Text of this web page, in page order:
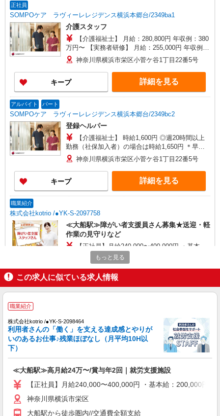
正社員
SOMPOケア ラヴィーレレジデンス横浜本郷台/2349ba1
介護スタッフ
【介護福祉士】 月給：280,800円 年収例：380
万円〜 【実務者研修】 月給：255,000円 年収例：
346万円〜 【初任者研修】 月給：245,300円 年収
例：340万円〜 ※職務手当、働きがい向上手当、
日祝手当（月平均2回分）、夜勤手当（月平均5回
分）等、毎月平均的に支払われる手当を含みま
す。 ※介護福祉士のみ、特別職務手当も含む ◎残
与 基本給2.08ヶ月分/年支給
神奈川県横浜市栄区小菅ケ谷1丁目22番5号
キープ 詳細を見る
アルバイト パート
SOMPOケア ラヴィーレレジデンス横浜本郷台/2349bc2
登録ヘルパー
【介護福祉士】 時給1,600円 ◎週20時間以上
勤務（社保加入者）の場合は時給1,650円 ＊早朝
夜間（〜8:00、18:00〜）：時給2,000円〜 ＊日曜
祝日：時給1,900円〜 【実務者研修・初任者研修
（ヘルパー1級・2級）】 時給1,520円 ◎週20時間
以上勤務（社保加入者）の場合は時給1,570円 ＊
早朝夜間（〜8:00、18:00〜）：時給1,900円〜 ＊
が同時給 ◎キャンセル手当：職務時給の60％支給
神奈川県横浜市栄区小菅ケ谷1丁目22番5号
キープ 詳細を見る
職業紹介
株式会社kotrio /●YK-S-2097758
≪大船駅≫障がい者支援員さん募集★送迎・軽
作業の見守りなど
【正社員】月給240,000〜400,000円 ・基本
給：200,000円〜220,000円 ・資格手当：10,000〜
30,000円 ・役職手当：10,000〜70,000円 ・処遇改
善手当：20,000〜60,000円（勤続年数、保有資格
により変動） ・固定残業手当：20,000円（10時
間） ※固定残業時間を超過する場合には超過勤務
歓迎 ・認知症介護基礎研修 ・初任者研修 ・実務
者研修 ・介護福祉士 など
神奈川県横浜市栄区
詳細を見る
派遣社員
株式会社トラストグロース 新宿本社 第2営業部
ショートステイでの夜専介護士
時給：1600円〜1850円 ※資格や経験などに
神奈川県横浜市栄区
キープ 詳細を見る
職業紹介
もっと見る
この求人に似ている求人情報
職業紹介
株式会社kotrio /●YK-S-2098464
利用者さんの「働く」を支える達成感とやりが
いのあるお仕事♪残業ほぼなし（月平均10H以
下）
≪大船駅≫高月給24万〜/賞与年2回｜就労支援施設
【正社員】月給240,000〜400,000円 ・基本給：200,000円
神奈川県横浜市栄区
大船駅から徒歩圏内//交通費全額支給